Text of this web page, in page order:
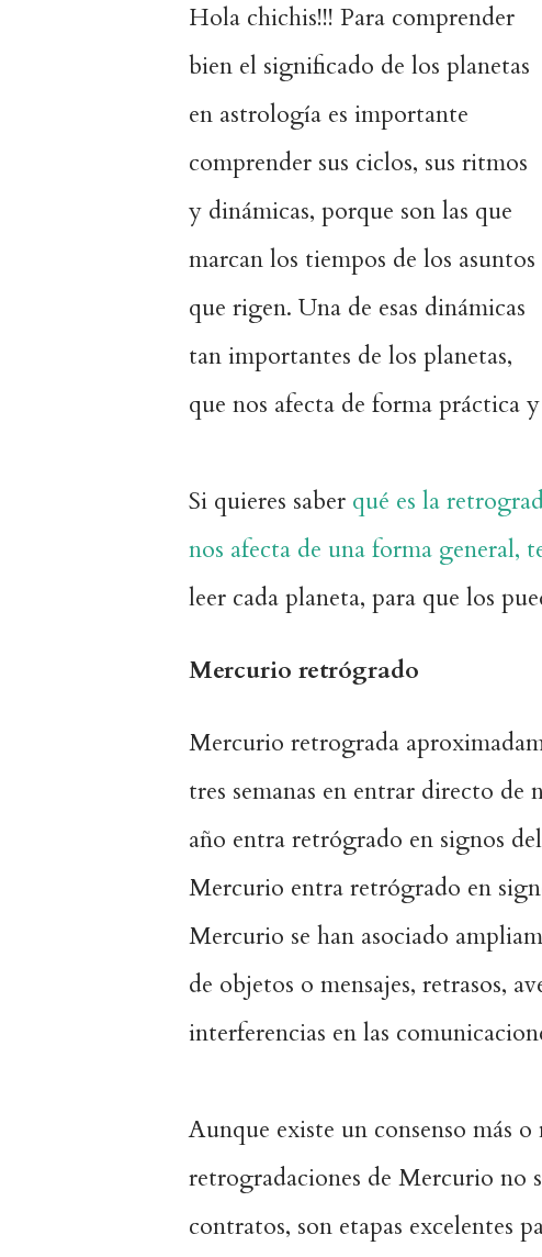
Hola chichis!!! Para comprender
bien el significado de los planetas
en astrología es importante
comprender sus ciclos, sus ritmos
y dinámicas, porque son las que
marcan los tiempos de los asuntos
que rigen. Una de esas dinámicas
tan importantes de los planetas,
que nos afecta de forma práctica
Si quieres saber qué es la
nos afecta de una forma general,
leer cada planeta, para que los
Mercurio retrógrado
Mercurio retrograda
tres semanas en entrar directo
año entra retrógrado en signos
Mercurio entra retrógrado en
Mercurio se han asociado
de objetos o mensajes, retrasos,
interferencias en las
Aunque existe un consenso más
retrogradaciones de Mercurio no
contratos, son etapas excelentes